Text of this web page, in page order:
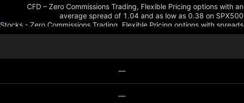
CFD – Zero Commissions Trading, Flexible Pricing options with an
Stocks - Zero Commissions Trading, Flexible Pricing options with spreads
as low as 0.40
—
—